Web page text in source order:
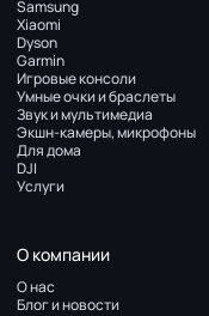
Samsung
Xiaomi
Dyson
Garmin
Игровые консоли
Умные очки и браслеты
Звук и мультимедиа
Экшн-камеры, микрофоны
Для дома
DJI
Услуги
О компании
О нас
Блог и новости